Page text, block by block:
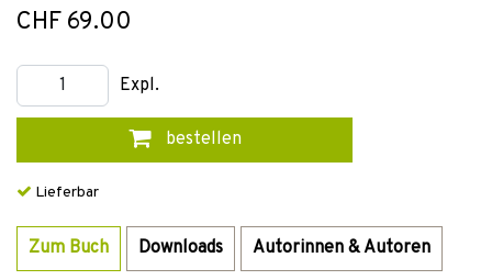
CHF 69.00
Expl.
bestellen
Lieferbar
Zum Buch Downloads Autorinnen & Autoren